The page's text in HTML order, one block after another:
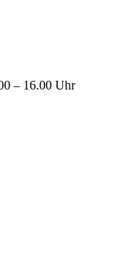
– 16.00 Uhr